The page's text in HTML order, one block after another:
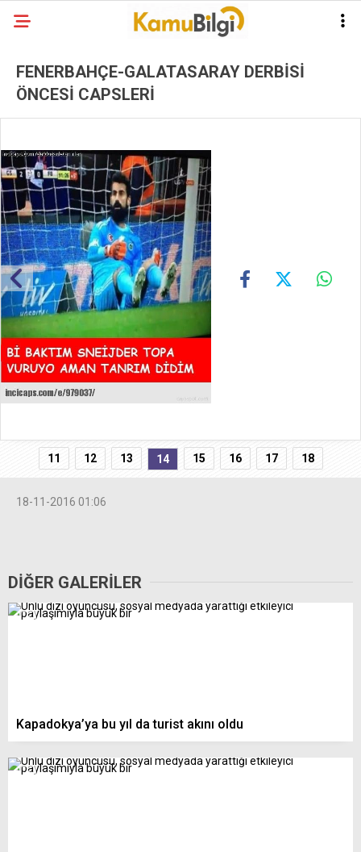
FENERBAHÇE-GALATASARAY DERBİSİ
ÖNCESİ CAPSLERİ
11 12 13 14 15 16 17 18
18-11-2016 01:06
DİĞER GALERİLER
Kapadokya’ya bu yıl da turist akını oldu